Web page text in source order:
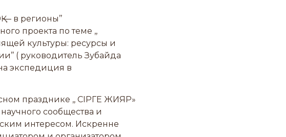
в регионы’’
проекта по теме ,,
культуры: ресурсы и
( руководитель Зубайда
экспедиция в
празднике ,, СІРГЕ ЖИЯР»
сообщества и
интересом. Искренне